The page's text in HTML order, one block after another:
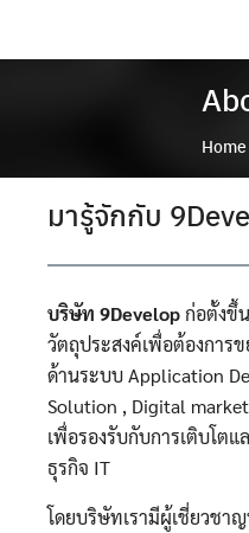
Home
มารู้จักกับ
บริษัท 9Developก่อตั้งขึ้
วัตถุประสงค์เพื่อต้องการ
ด้านระบบ Application
Solution , Digital
เพื่อรองรับกับการเติบโต
ธุรกิจ IT
โดยบริษัทเรามีผู้เชี่ยวชา